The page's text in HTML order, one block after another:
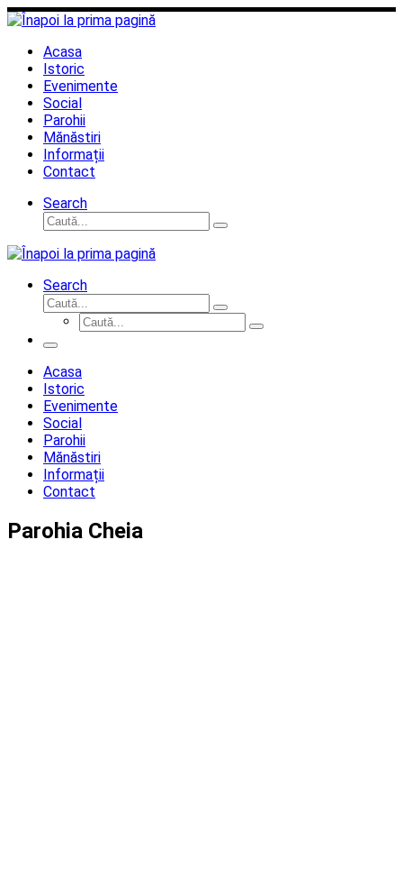
Sari
la
conținutAcasa
Istoric
Evenimente
Social
Parohii
Mănăstiri
Informații
Contact
Search
Căutare
Caută...
Search
Căutare
Caută...
Căutare
Caută...
Meniu
Acasa
Istoric
Evenimente
Social
Parohii
Mănăstiri
Informații
Contact
Parohia Cheia